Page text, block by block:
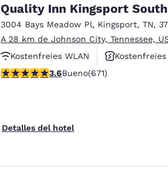
Quality Inn Kingsport South
3004 Bays Meadow Pl, Kingsport, TN,
A 28 km de Johnson City, Tennessee,
Kostenfreies WLAN
Haustierfreundlich
Calificación de 3.63 estrellas. Bueno.
3.6Bueno(671)
Detalles del hotel